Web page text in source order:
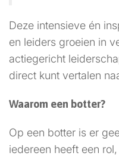
Deze intensieve én
en leiders groeien in
actiegericht
direct kunt vertalen
Waarom een botter?
Op een botter is er
iedereen heeft een